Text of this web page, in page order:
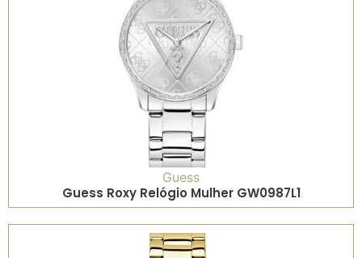
Guess
Guess Roxy Relógio Mulher GW0987L1